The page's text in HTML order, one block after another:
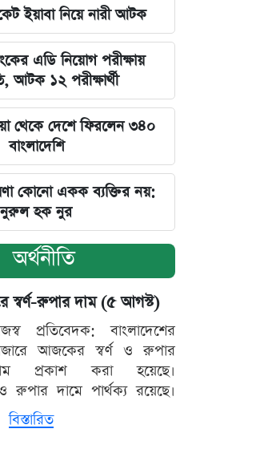
ইয়াবা নিয়ে নারী আটক
এডি নিয়োগ পরীক্ষায়
আটক ১২ পরীক্ষার্থী
থেকে দেশে ফিরলেন ৩৪০
বাংলাদেশি
কোনো একক ব্যক্তির নয়:
নুরুল হক নুর
অর্থনীতি
স্বর্ণ-রুপার দাম (৫ আগস্ট)
প্রতিবেদক: বাংলাদেশের
আজকের স্বর্ণ ও রুপার
প্রকাশ করা হয়েছে।
ও রুপার দামে পার্থক্য রয়েছে।
বিস্তারিত